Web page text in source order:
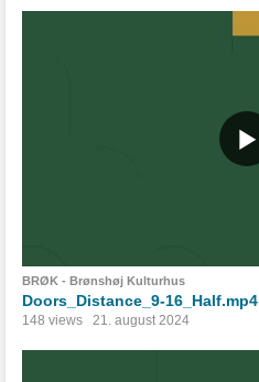
BRØK - Brønshøj Kulturhus
Doors_Distance_9-16_Half.mp4
148 views 21. august 2024